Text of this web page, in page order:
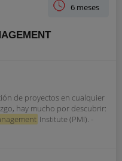
6 meses
de proyectos en cualquier
hay mucho por descubrir:
Institute (PMI). -